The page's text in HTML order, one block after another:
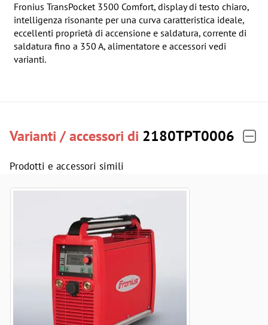
Fronius TransPocket 3500 Comfort, display di testo chiaro,
intelligenza risonante per una curva caratteristica ideale,
eccellenti proprietà di accensione e saldatura, corrente di
saldatura fino a 350 A, alimentatore e accessori vedi
varianti.
Varianti / accessori di 2180TPT0006
Prodotti e accessori simili